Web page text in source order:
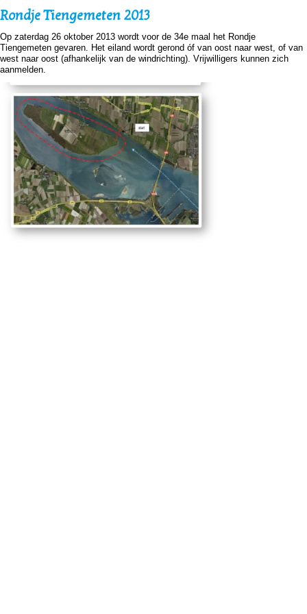
Rondje Tiengemeten 2013
Op zaterdag 26 oktober 2013 wordt voor de 34e maal het Rondje
Tiengemeten gevaren. Het eiland wordt gerond óf van oost naar west, of van
west naar oost (afhankelijk van de windrichting). Vrijwilligers kunnen zich
aanmelden.